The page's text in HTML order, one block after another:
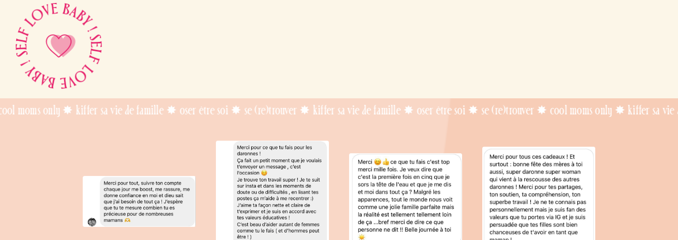
sa vie de famille ✸ oser être soi ✸ se (re)trouver ✸ kiffer sa vie de famille ✸ oser être soi ✸ se (re)trouver ✸ cool moms only ✸ kiffer sa vie de